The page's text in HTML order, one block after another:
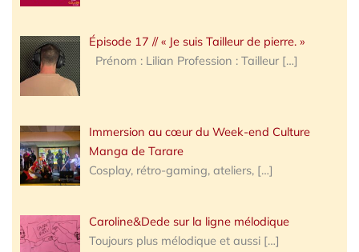
Épisode 17 // « Je suis Tailleur de pierre. »
Prénom : Lilian Profession : Tailleur […]
Immersion au cœur du Week-end Culture
Manga de Tarare
Cosplay, rétro-gaming, ateliers, […]
Caroline&Dede sur la ligne mélodique
Toujours plus mélodique et aussi […]